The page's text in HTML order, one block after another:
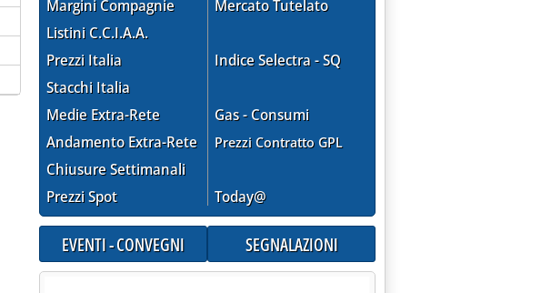
Margini Compagnie
Listini C.C.I.A.A.
Prezzi Italia
Stacchi Italia
Medie Extra-Rete
Andamento Extra-Rete
Chiusure Settimanali
Prezzi Spot
Mercato Tutelato
Indice Selectra - SQ
Gas - Consumi
Prezzi Contratto GPL
Today@
EVENTI - CONVEGNI SEGNALAZIONI